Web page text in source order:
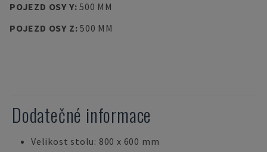
POJEZD OSY Y:500 MM
POJEZD OSY Z:500 MM
Dodatečné informace
Velikost stolu: 800 x 600 mm